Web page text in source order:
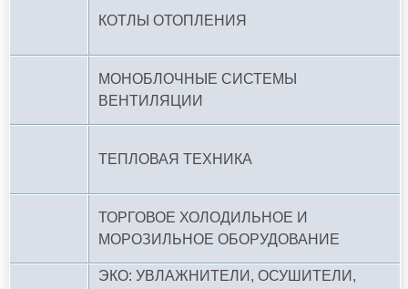
КОТЛЫ ОТОПЛЕНИЯ
МОНОБЛОЧНЫЕ СИСТЕМЫ
ВЕНТИЛЯЦИИ
ТЕПЛОВАЯ ТЕХНИКА
ТОРГОВОЕ ХОЛОДИЛЬНОЕ И
МОРОЗИЛЬНОЕ ОБОРУДОВАНИЕ
ЭКО: УВЛАЖНИТЕЛИ, ОСУШИТЕЛИ,